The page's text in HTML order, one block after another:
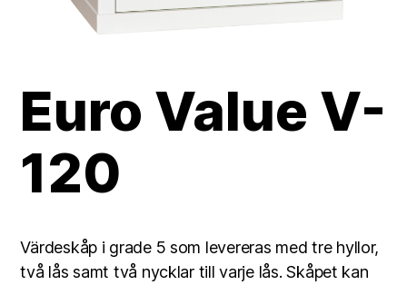
Euro Value V-
120
Värdeskåp i grade 5 som levereras med tre hyllor,
två lås samt två nycklar till varje lås. Skåpet kan